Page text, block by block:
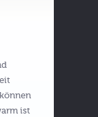
ist